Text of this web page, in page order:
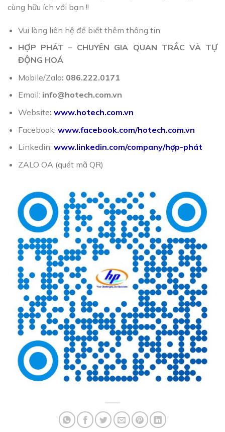
cùng hữu ích với bạn !!
Vui lòng liên hệ để biết thêm thông tin
HỢP PHÁT – CHUYÊN GIA QUAN TRẮC VÀ TỰ
ĐỘNG HOÁ
Mobile/Zalo: 086.222.0171
Email: info@hotech.com.vn
Website: www.hotech.com.vn
Facebook: www.facebook.com/hotech.com.vn
Linkedin: www.linkedin.com/company/hợp-phát
ZALO OA (quét mã QR)